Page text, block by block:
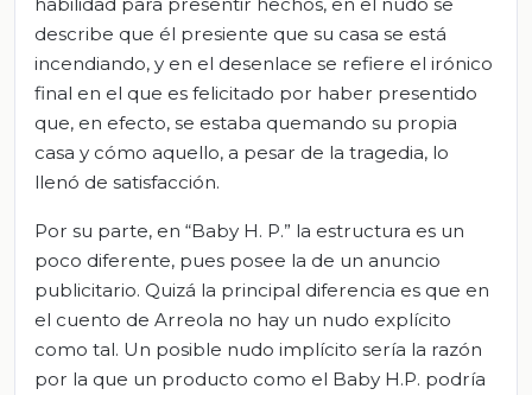
describe que él presiente que su casa se está
incendiando, y en el desenlace se refiere el irónico
final en el que es felicitado por haber presentido
que, en efecto, se estaba quemando su propia
casa y cómo aquello, a pesar de la tragedia, lo
llenó de satisfacción.
Por su parte, en “Baby H. P.” la estructura es un
poco diferente, pues posee la de un anuncio
publicitario. Quizá la principal diferencia es que en
el cuento de Arreola no hay un nudo explícito
como tal. Un posible nudo implícito sería la razón
por la que un producto como el Baby H.P. podría